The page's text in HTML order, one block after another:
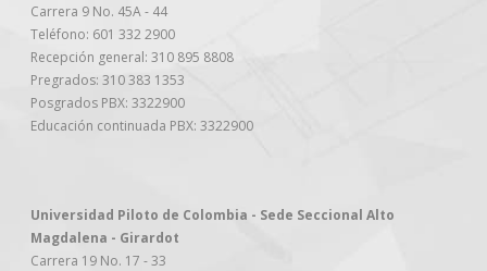
Carrera 9 No. 45A - 44
Teléfono: 601 332 2900
Recepción general: 310 895 8808
Pregrados: 310 383 1353
Posgrados PBX: 3322900
Educación continuada PBX: 3322900
Universidad Piloto de Colombia - Sede Seccional Alto
Magdalena - Girardot
Carrera 19 No. 17 - 33